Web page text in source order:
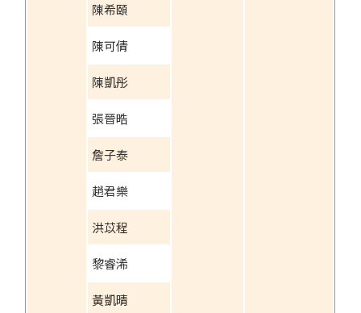
陳希頤
陳可倩
陳凱彤
張晉晧
詹子泰
趙君樂
洪苡程
黎睿浠
黃凱晴